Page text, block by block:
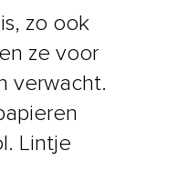
zo ook
ze voor
verwacht.
Lintje